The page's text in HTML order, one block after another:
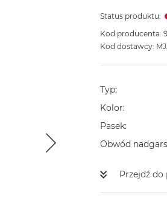
Status produktu:
Kod producenta:
Kod dostawcy:
Typ
Kolor
Pasek
Obwód
Przejdź do